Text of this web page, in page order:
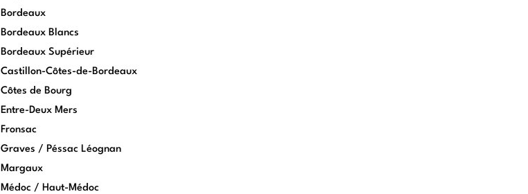
Bordeaux
Bordeaux Blancs
Bordeaux Supérieur
Castillon-Côtes-de-Bordeaux
Côtes de Bourg
Entre-Deux Mers
Fronsac
Graves / Péssac Léognan
Margaux
Médoc / Haut-Médoc